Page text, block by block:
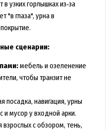
узких горлышках из‑за
"в глаза", урна в
сценарии:
мебель и озеленение
чтобы транзит не
посадка, навигация, урны
и мусор у входной арки.
с обзором, тень,